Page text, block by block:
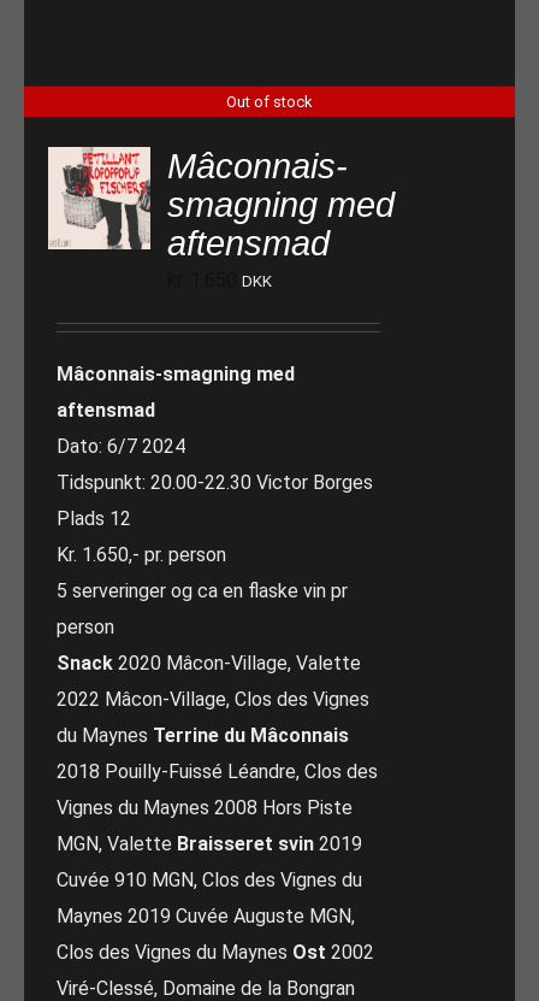
Out of stock
Mâconnais-
smagning med
aftensmad
DKK
Mâconnais-smagning med
aftensmad
Dato: 6/7 2024
Tidspunkt: 20.00-22.30 Victor Borges
Plads 12
Kr. 1.650,- pr. person
5 serveringer og ca en flaske vin pr
person
Snack 2020 Mâcon-Village, Valette
2022 Mâcon-Village, Clos des Vignes
du Maynes Terrine du Mâconnais
2018 Pouilly-Fuissé Léandre, Clos des
Vignes du Maynes 2008 Hors Piste
MGN, Valette Braisseret svin 2019
Cuvée 910 MGN, Clos des Vignes du
Maynes 2019 Cuvée Auguste MGN,
Clos des Vignes du Maynes Ost 2002
Viré-Clessé, Domaine de la Bongran